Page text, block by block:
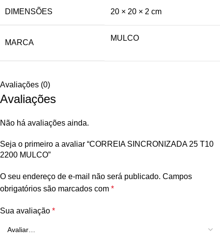
DIMENSÕES 20 × 20 × 2 cm
MARCA
MULCO
Avaliações (0)
Avaliações
Não há avaliações ainda.
Seja o primeiro a avaliar “CORREIA SINCRONIZADA 25 T10
2200 MULCO”
O seu endereço de e-mail não será publicado. Campos
obrigatórios são marcados com *
Sua avaliação *